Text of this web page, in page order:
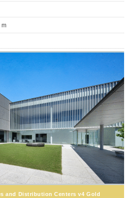
and Distribution Centers v4 Gold